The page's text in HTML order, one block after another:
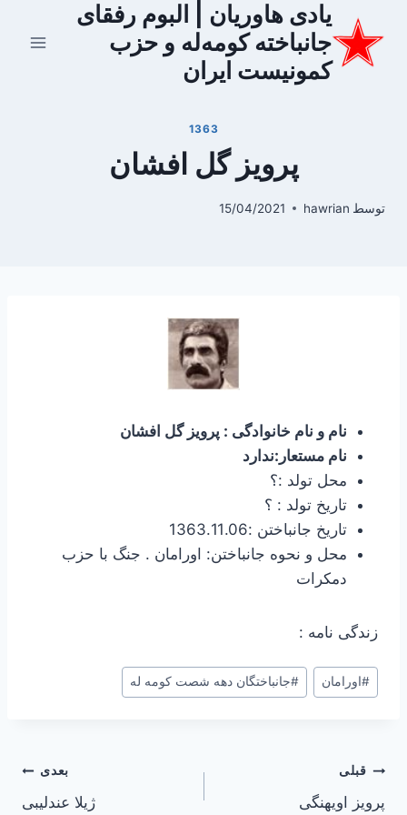
محتوا
یادی هاوریان | البوم رفقای
جانباخته کومه‌له و حزب
کمونیست ایران
1363
پرویز گل افشان
توسط hawrian
15/04/2021
نام و نام خانوادگی : پرویز گل افشان
نام مستعار:ندارد
محل تولد :؟
تاریخ تولد : ؟
تاریخ جانباختن :1363.11.06
محل و نحوه جانباختن: اورامان . جنگ با حزب
دمکرات
زندگی نامه :
برچسب‌های
نوشته:
#اورامان #جانباختگان دهه شصت کومه له
راهبری
قبلی
پرویز اویهنگی
بعدی
ژیلا عندلیبی